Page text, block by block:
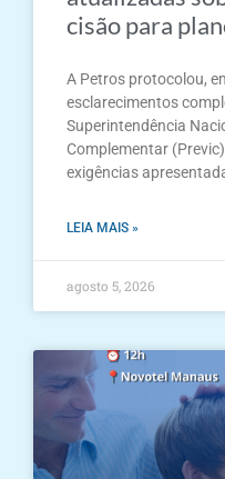
cisão para
A Petros protocolou,
esclarecimentos
Superintendência
Complementar
exigências
LEIA MAIS »
agosto 5, 2026